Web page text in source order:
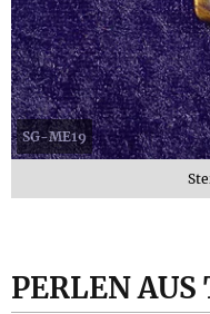
SG-ME19
PERLEN AUS